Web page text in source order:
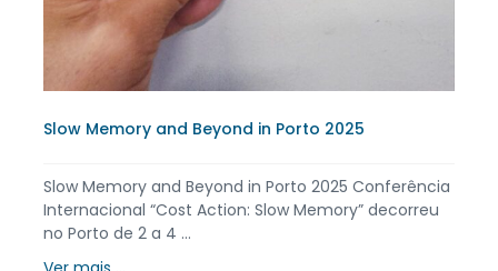
Slow Memory and Beyond in Porto 2025
Slow Memory and Beyond in Porto 2025 Conferência
Internacional “Cost Action: Slow Memory” decorreu
no Porto de 2 a 4 ...